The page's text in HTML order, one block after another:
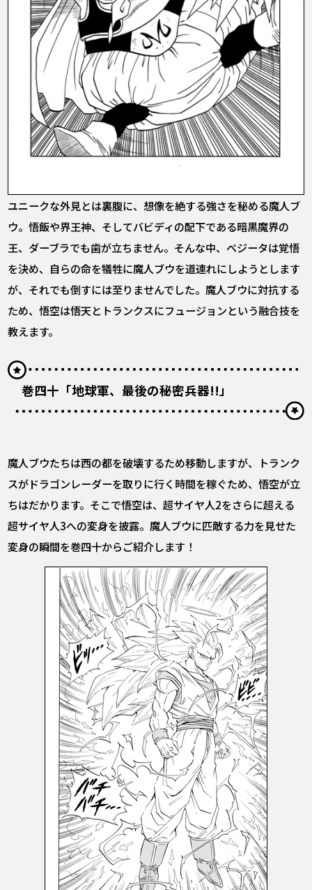
ユニークな外見とは裏腹に、想像を絶する強さを秘める魔人ブ
ウ。悟飯や界王神、そしてバビディの配下である暗黒魔界の
王、ダーブラでも歯が立ちません。そんな中、ベジータは覚悟
を決め、自らの命を犠牲に魔人ブウを道連れにしようとします
が、それでも倒すには至りませんでした。魔人ブウに対抗する
ため、悟空は悟天とトランクスにフュージョンという融合技を
教えます。
巻四十「地球軍、最後の秘密兵器!!」
魔人ブウたちは西の都を破壊するため移動しますが、トランク
スがドラゴンレーダーを取りに行く時間を稼ぐため、悟空が立
ちはだかります。そこで悟空は、超サイヤ人2をさらに超える
超サイヤ人3への変身を披露。魔人ブウに匹敵する力を見せた
変身の瞬間を巻四十からご紹介します！